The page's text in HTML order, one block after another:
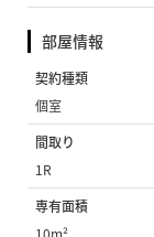
部屋情報
契約種類
個室
間取り
1R
専有面積